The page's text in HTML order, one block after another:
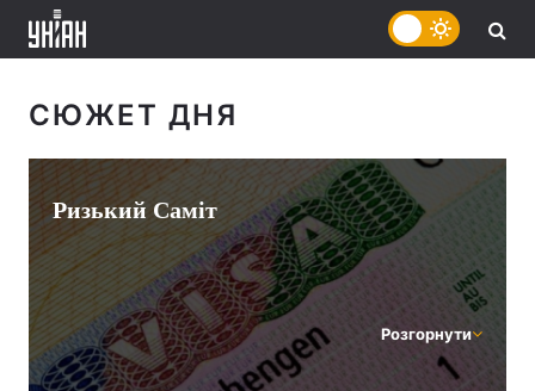
СЮЖЕТ ДНЯ
Ризький Саміт
Розгорнути